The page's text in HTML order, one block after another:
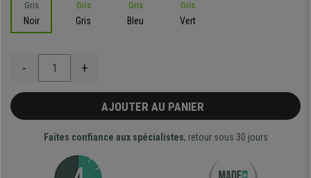
Noir Gris Bleu Vert
- +
AJOUTER AU PANIER
Faites confiance aux spécialistes, retour sous 30 jours